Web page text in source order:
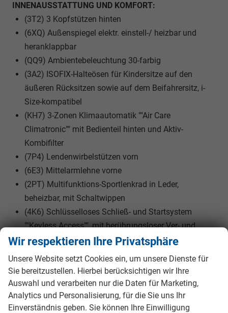
INNENAUSSTATTUNG UND KOMFORT:
(3T2) 3 Kopfstützen hinten
(6XQ) Außenspiegel elektr. einstell-/ heizbar und
heranklappbar
(QQ9) Ambientebeleuchtung 30-farbig
(3A2) ISOFIX-Halteösen für Kindersitze auf den
äußeren Rücksitzen sowie auf dem Beifahrersitz, i-
Size-kompatibel
(KH7) 3-Zonen Klimaautomatik ""Air Care
Climatronic"" mit Bedienteil hinten und Aktiv-
Kombifilter
(7P4) Lendenwirbelstützen vorn
(6E3) Mittelarmlehne vorne
(2PT) Multifunktions-Sportlenkrad in Leder,
beheizbar, mit Schaltwippen
(4K6) Schlüsselloses Schließ- und Startsystem
""Keyless Access"", mit berührungsloser Ver- und
Entriegelung, SAFE-Verriegelung
(N0L) Sitzmittelbahnen der Vordersitze und der
äußeren Rücksitzplätze in Stoff ""R-Line"", -
innenwangen in ""ArtVelours""
(3L3) Vordersitze mit Höheneinstellung
Wir respektieren Ihre Privatsphäre
Unsere Website setzt Cookies ein, um unsere Dienste für
Sie bereitzustellen. Hierbei berücksichtigen wir Ihre
Auswahl und verarbeiten nur die Daten für Marketing,
Analytics und Personalisierung, für die Sie uns Ihr
Einverständnis geben. Sie können Ihre Einwilligung